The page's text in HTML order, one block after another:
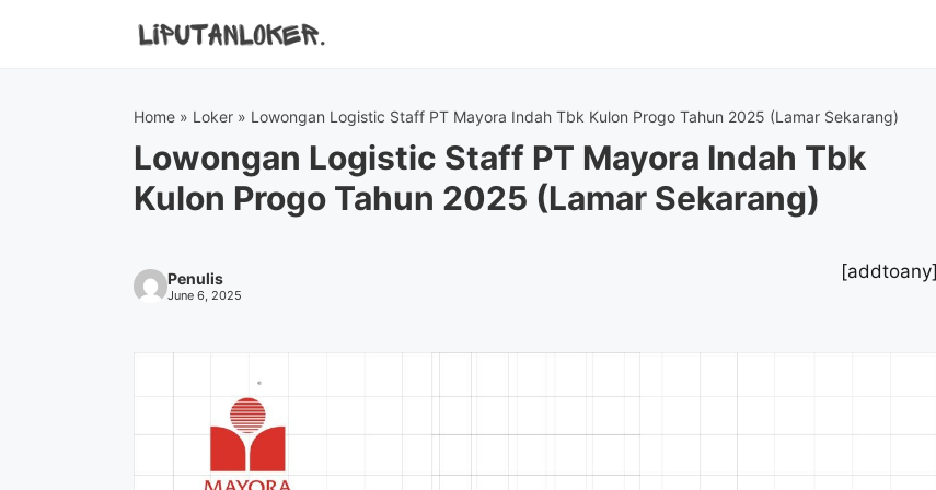
Home » Loker » Lowongan Logistic Staff PT Mayora Indah Tbk Kulon Progo Tahun 2025 (Lamar Sekarang)
Lowongan Logistic Staff PT Mayora Indah Tbk
Kulon Progo Tahun 2025 (Lamar Sekarang)
Penulis
June 6, 2025
[addtoany]